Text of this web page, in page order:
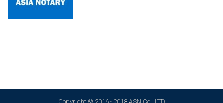
Copyright © 2016 - 2018 ASN Co., LTD